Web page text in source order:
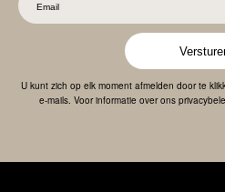
U kunt zich op elk moment afmelden door te
e-mails. Voor informatie over ons